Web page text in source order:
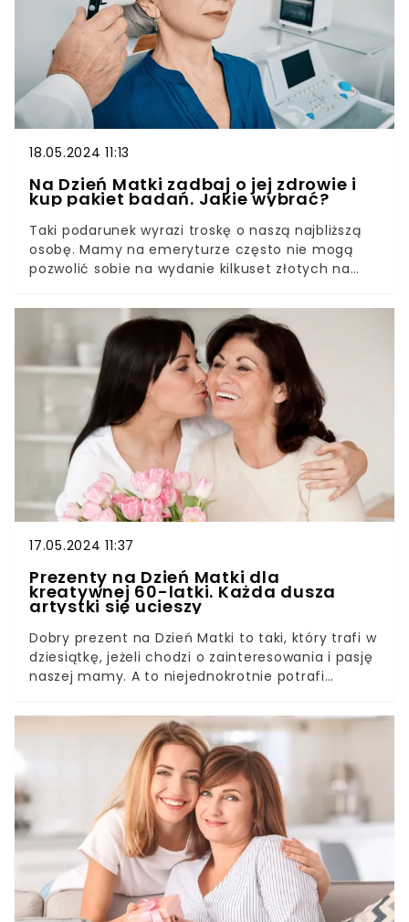
18.05.2024 11:13
Na Dzień Matki zadbaj o jej zdrowie i
kup pakiet badań. Jakie wybrać?
Taki podarunek wyrazi troskę o naszą najbliższą
osobę. Mamy na emeryturze często nie mogą
pozwolić sobie na wydanie kilkuset złotych na
specjalisty czeka się niezwykle długo. Firmy
medyczne oferują pakiety badań specjalnie dla
kobiet w dojrzałym wieku. Będą dobrym
prezentem lub dodatkiem do upominku na Dzień
17.05.2024 11:37
Prezenty na Dzień Matki dla
kreatywnej 60-latki. Każda dusza
artystki się ucieszy
Dobry prezent na Dzień Matki to taki, który trafi w
dziesiątkę, jeżeli chodzi o zainteresowania i pasję
naszej mamy. A to niejednokrotnie potrafi
upominki mogą okazać się dobrym wyborem dla
mamy z duszą artystki.